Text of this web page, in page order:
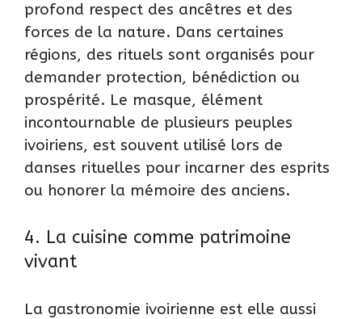
profond respect des ancêtres et des
forces de la nature. Dans certaines
régions, des rituels sont organisés pour
demander protection, bénédiction ou
prospérité. Le masque, élément
incontournable de plusieurs peuples
ivoiriens, est souvent utilisé lors de
danses rituelles pour incarner des esprits
ou honorer la mémoire des anciens.
4. La cuisine comme patrimoine
vivant
La gastronomie ivoirienne est elle aussi